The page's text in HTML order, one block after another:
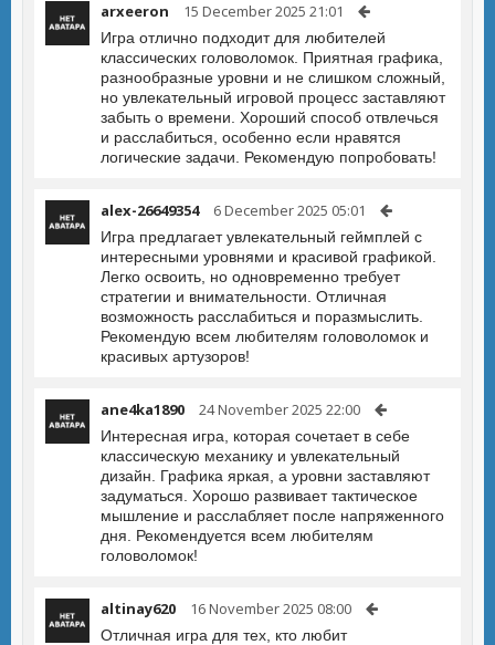
arxeeron 15 December 2025 21:01
Игра отлично подходит для любителей
классических головоломок. Приятная графика,
разнообразные уровни и не слишком сложный,
но увлекательный игровой процесс заставляют
забыть о времени. Хороший способ отвлечься
и расслабиться, особенно если нравятся
логические задачи. Рекомендую попробовать!
alex-26649354 6 December 2025 05:01
Игра предлагает увлекательный геймплей с
интересными уровнями и красивой графикой.
Легко освоить, но одновременно требует
стратегии и внимательности. Отличная
возможность расслабиться и поразмыслить.
Рекомендую всем любителям головоломок и
красивых артузоров!
ane4ka1890 24 November 2025 22:00
Интересная игра, которая сочетает в себе
классическую механику и увлекательный
дизайн. Графика яркая, а уровни заставляют
задуматься. Хорошо развивает тактическое
мышление и расслабляет после напряженного
дня. Рекомендуется всем любителям
головоломок!
altinay620 16 November 2025 08:00
Отличная игра для тех, кто любит